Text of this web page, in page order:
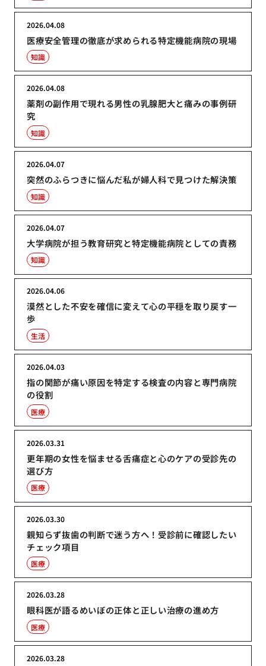
医療安全管理の徹底が求められる特定機能病院の現場
2026.04.08
知識
薬剤の副作用で現れる男性の乳腺肥大と痛みの事例研
究
2026.04.08
知識
突然のふらつきに悩んだ私が婦人科で見つけた解決策
2026.04.07
知識
大学病院が担う教育研究と特定機能病院としての責務
2026.04.07
知識
漠然とした不安を確信に変えて心の平穏を取り戻す一
歩
2026.04.06
生活
指の関節が痛い原因を特定する検査の内容と専門病院
の役割
2026.04.03
医療
更年期の女性を悩ませる舌痛症と心のケアの受診先の
選び方
2026.03.31
医療
親知らず抜歯の判断で迷う方へ！受診前に確認したい
チェック項目
2026.03.30
医療
眼科医が語るめいぼの正体と正しい治療の進め方
2026.03.28
医療
2026.03.28